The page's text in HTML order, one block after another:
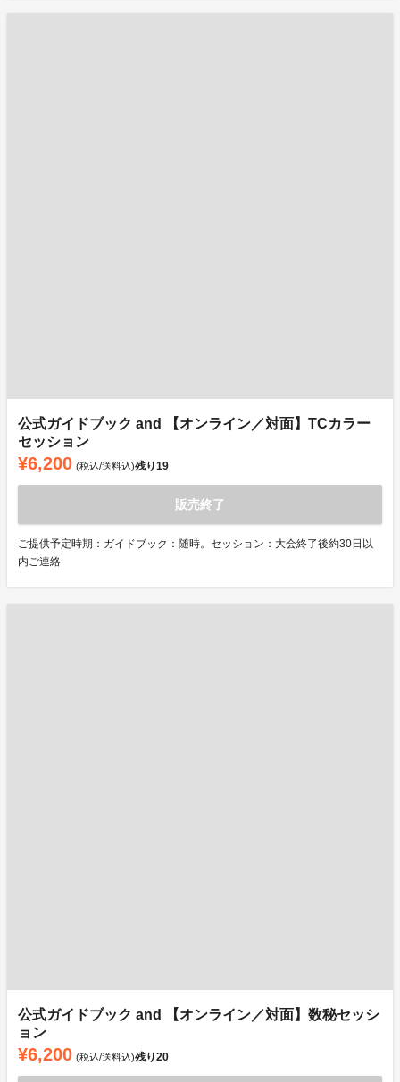
公式ガイドブック and 【オンライン／対面】TCカラー
セッション
¥6,200 (税込/送料込)残り19
販売終了
ご提供予定時期：ガイドブック：随時。セッション：大会終了後約30日以
内ご連絡
公式ガイドブック and 【オンライン／対面】数秘セッシ
ョン
¥6,200 (税込/送料込)残り20